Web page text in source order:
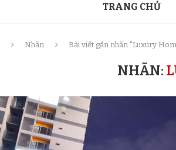
TRANG CHỦ
Nhãn Bài viết gắn nhãn "Luxury
NHÃN: